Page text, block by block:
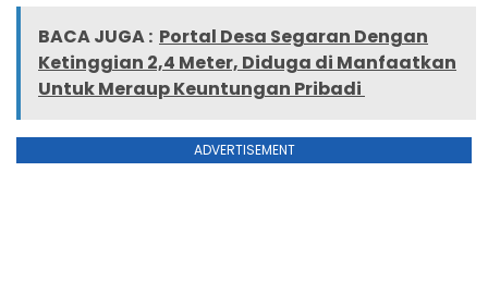
BACA JUGA : Portal Desa Segaran Dengan
Ketinggian 2,4 Meter, Diduga di Manfaatkan
Untuk Meraup Keuntungan Pribadi
ADVERTISEMENT